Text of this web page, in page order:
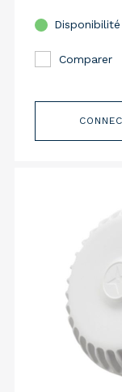
Disponibilité
Comparer